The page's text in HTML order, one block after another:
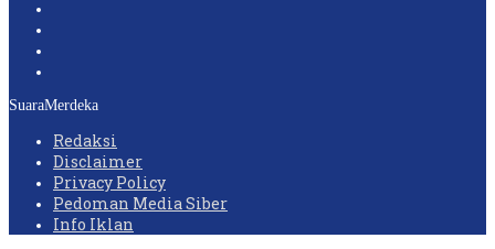
SuaraMerdeka
Redaksi
Disclaimer
Privacy Policy
Pedoman Media Siber
Info Iklan